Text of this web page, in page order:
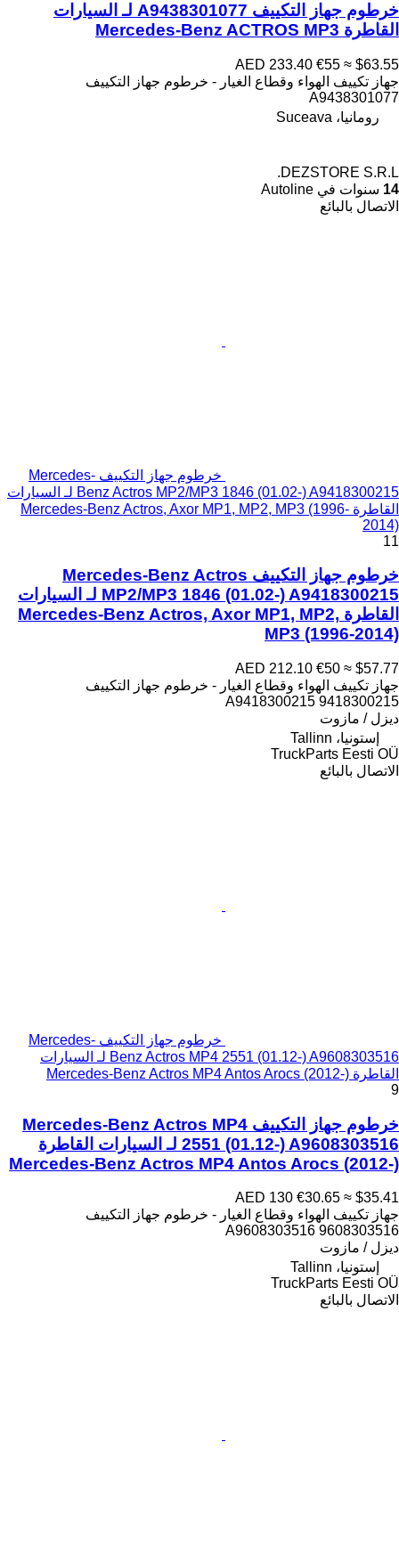
خرطوم جهاز التكييف A9438301077 لـ السيارات
القاطرة Mercedes-Benz ACTROS MP3
AED 233.40 €55 ≈ $63.55
جهاز تكييف الهواء وقطاع الغيار - خرطوم جهاز التكييف
A9438301077
رومانيا، Suceava
DEZSTORE S.R.L.
14 سنوات في Autoline
الاتصال بالبائع
خرطوم جهاز التكييف Mercedes-
Benz Actros MP2/MP3 1846 (01.02-) A9418300215 لـ السيارات
القاطرة Mercedes-Benz Actros, Axor MP1, MP2, MP3 (1996-
2014)
11
خرطوم جهاز التكييف Mercedes-Benz Actros
MP2/MP3 1846 (01.02-) A9418300215 لـ السيارات
القاطرة Mercedes-Benz Actros, Axor MP1, MP2,
MP3 (1996-2014)
AED 212.10 €50 ≈ $57.77
جهاز تكييف الهواء وقطاع الغيار - خرطوم جهاز التكييف
A9418300215 9418300215
ديزل / مازوت
إستونيا، Tallinn
TruckParts Eesti OÜ
الاتصال بالبائع
خرطوم جهاز التكييف Mercedes-
Benz Actros MP4 2551 (01.12-) A9608303516 لـ السيارات
القاطرة Mercedes-Benz Actros MP4 Antos Arocs (2012-)
9
خرطوم جهاز التكييف Mercedes-Benz Actros MP4
2551 (01.12-) A9608303516 لـ السيارات القاطرة
Mercedes-Benz Actros MP4 Antos Arocs (2012-)
AED 130 €30.65 ≈ $35.41
جهاز تكييف الهواء وقطاع الغيار - خرطوم جهاز التكييف
A9608303516 9608303516
ديزل / مازوت
إستونيا، Tallinn
TruckParts Eesti OÜ
الاتصال بالبائع